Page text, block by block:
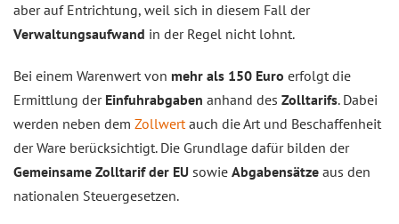
aber auf Entrichtung, weil sich in diesem Fall der
Verwaltungsaufwand in der Regel nicht lohnt.
Bei einem Warenwert von mehr als 150 Euro erfolgt die
Ermittlung der Einfuhrabgaben anhand des Zolltarifs. Dabei
werden neben dem Zollwertauch die Art und Beschaffenheit
der Ware berücksichtigt. Die Grundlage dafür bilden der
Gemeinsame Zolltarif der EU sowie Abgabensätze aus den
nationalen Steuergesetzen.